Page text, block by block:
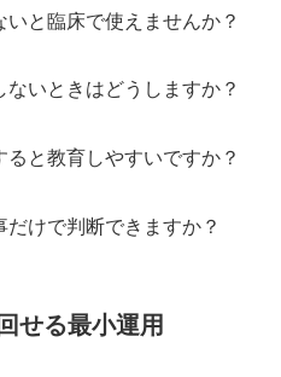
と臨床で使えませんか？
いときはどうしますか？
と教育しやすいですか？
けで判断できますか？
せる最小運用